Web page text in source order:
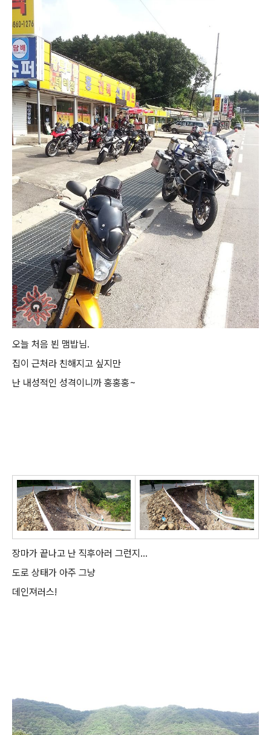
오늘 처음 뵌 맴밥님.
집이 근처라 친해지고 싶지만
난 내성적인 성격이니까 홍홍홍~
장마가 끝나고 난 직후아러 그런지...
도로 상태가 아주 그냥
데인져러스!